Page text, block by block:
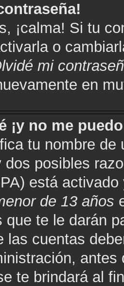
¡calma! Si tu
o
mi
en
¡y no me
tu nombre
dos posibles
está
de 13 años
que te le darán
las cuentas
te brindará al